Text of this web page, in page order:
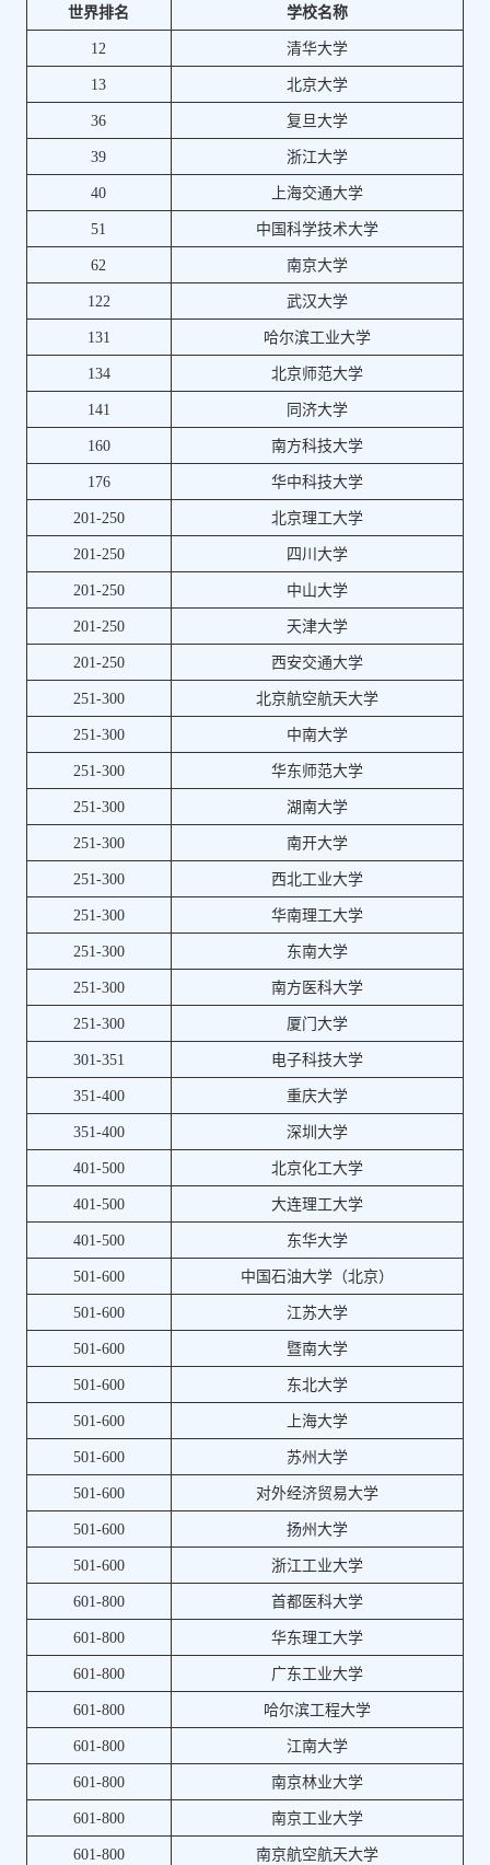
世界排名
学校名称
12
清华大学
13
北京大学
36
复旦大学
39
浙江大学
40
上海交通大学
51
中国科学技术大学
62
南京大学
122
武汉大学
131
哈尔滨工业大学
134
北京师范大学
141
同济大学
160
南方科技大学
176
华中科技大学
201-250
北京理工大学
201-250
四川大学
201-250
中山大学
201-250
天津大学
201-250
西安交通大学
251-300
北京航空航天大学
251-300
中南大学
251-300
华东师范大学
251-300
湖南大学
251-300
南开大学
251-300
西北工业大学
251-300
华南理工大学
251-300
东南大学
251-300
南方医科大学
251-300
厦门大学
301-351
电子科技大学
351-400
重庆大学
351-400
深圳大学
401-500
北京化工大学
401-500
大连理工大学
401-500
东华大学
501-600
中国石油大学（北京）
501-600
江苏大学
501-600
暨南大学
501-600
东北大学
501-600
上海大学
501-600
苏州大学
501-600
对外经济贸易大学
501-600
扬州大学
501-600
浙江工业大学
601-800
首都医科大学
601-800
华东理工大学
601-800
广东工业大学
601-800
哈尔滨工程大学
601-800
江南大学
601-800
南京林业大学
601-800
南京工业大学
601-800
南京航空航天大学